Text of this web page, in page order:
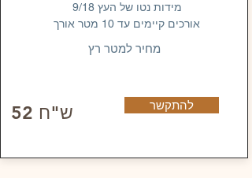
מידות נטו של העץ 9/18
אורכים קיימים עד 10 מטר אורך
מחיר למטר רץ
52 ש"ח להתקשר